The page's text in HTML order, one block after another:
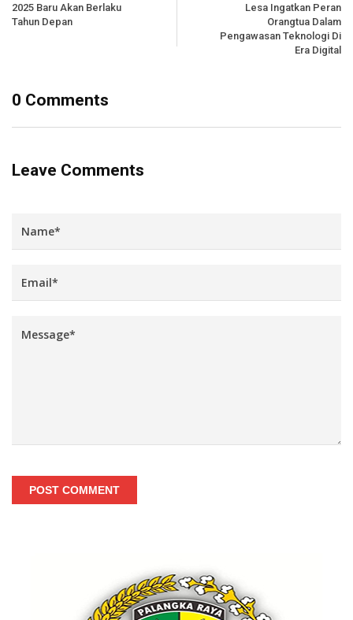
2025 Baru Akan Berlaku
Tahun Depan
Lesa Ingatkan Peran
Orangtua Dalam
Pengawasan Teknologi Di
Era Digital
0 Comments
Leave Comments
POST COMMENT